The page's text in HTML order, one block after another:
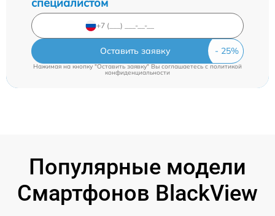
Оставить заявку
Нажимая на кнопку "Оставить заявку" Вы соглашаетесь cполитикой
конфиденциальности
Популярные модели
Смартфонов BlackView